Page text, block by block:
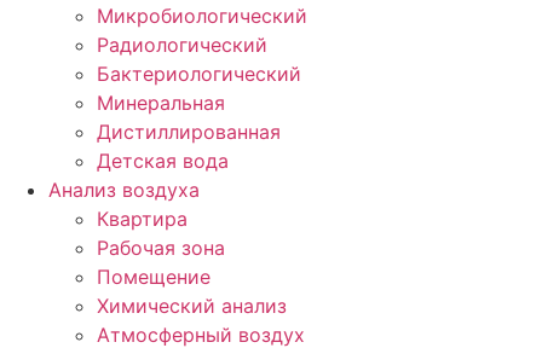
Микробиологический
Радиологический
Бактериологический
Минеральная
Дистиллированная
Детская вода
Анализ воздуха
Квартира
Рабочая зона
Помещение
Химический анализ
Атмосферный воздух